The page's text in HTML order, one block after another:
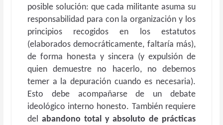
posible solución: que cada militante asuma su
responsabilidad para con la organización y los
principios recogidos en los estatutos
(elaborados democráticamente, faltaría más),
de forma honesta y sincera (y expulsión de
quien demuestre no hacerlo, no debemos
temer a la depuración cuando es necesaria).
Esto debe acompañarse de un debate
ideológico interno honesto. También requiere
del abandono total y absoluto de prácticas